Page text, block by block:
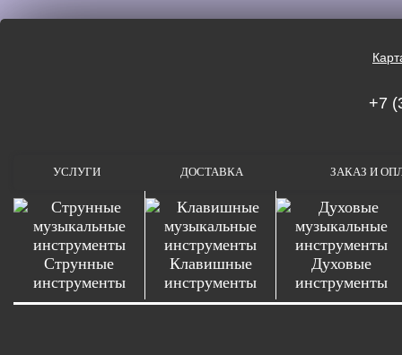
+7
УСЛУГИ ДОСТАВКА ЗАКАЗ И
Струнные
инструменты
Клавишные
инструменты
Духовые
инструменты